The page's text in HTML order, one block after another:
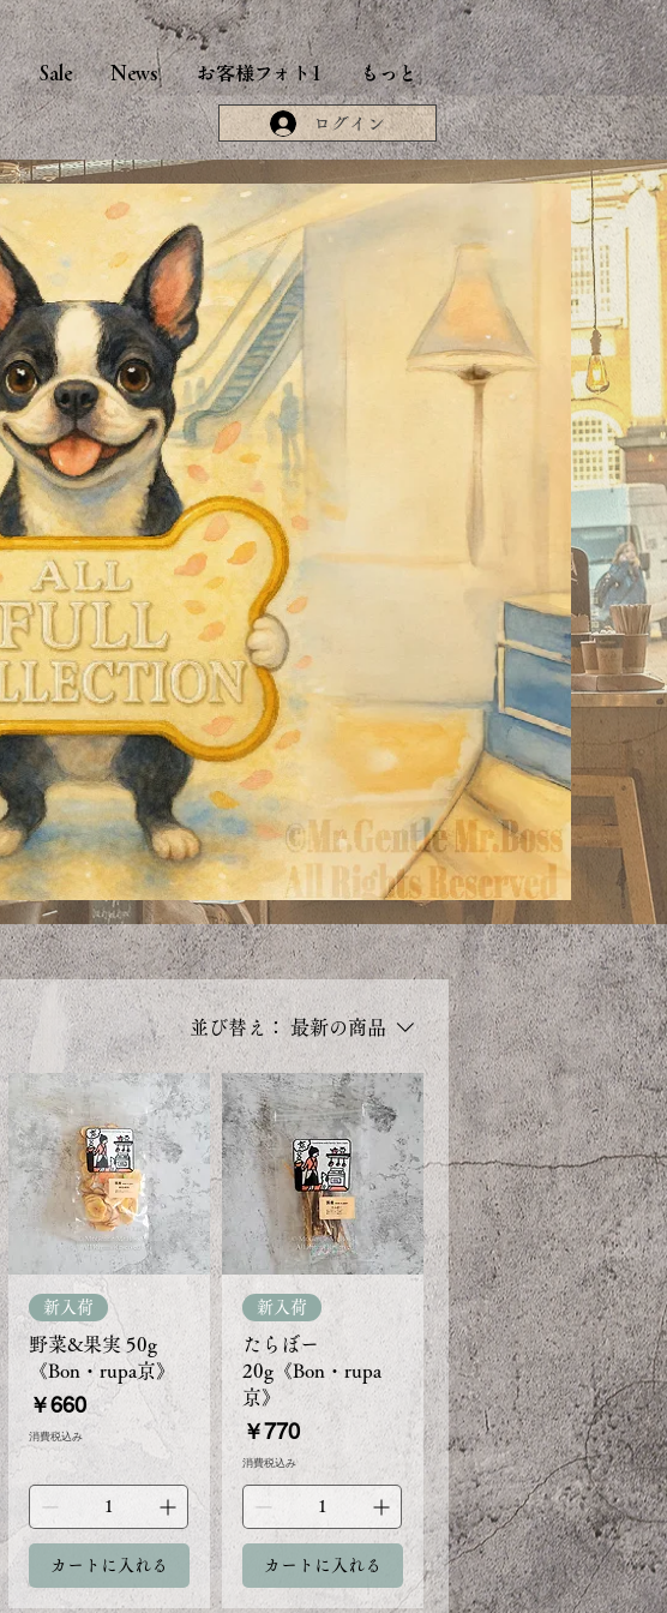
Sale News お客様フォト1 もっと
ログイン
並び替え： 最新の商品
新入荷
野菜&果実 50g
《Bon・rupa京》
価格
￥660
消費税込み
カートに入れる
新入荷
たらぼー
20g《Bon・rupa
京》
価格
￥770
消費税込み
カートに入れる